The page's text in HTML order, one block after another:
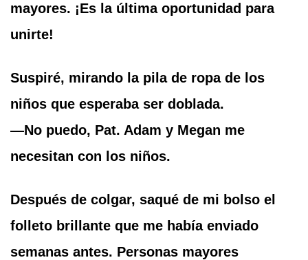
mayores. ¡Es la última oportunidad para
unirte!
Suspiré, mirando la pila de ropa de los
niños que esperaba ser doblada.
—No puedo, Pat. Adam y Megan me
necesitan con los niños.
Después de colgar, saqué de mi bolso el
folleto brillante que me había enviado
semanas antes. Personas mayores